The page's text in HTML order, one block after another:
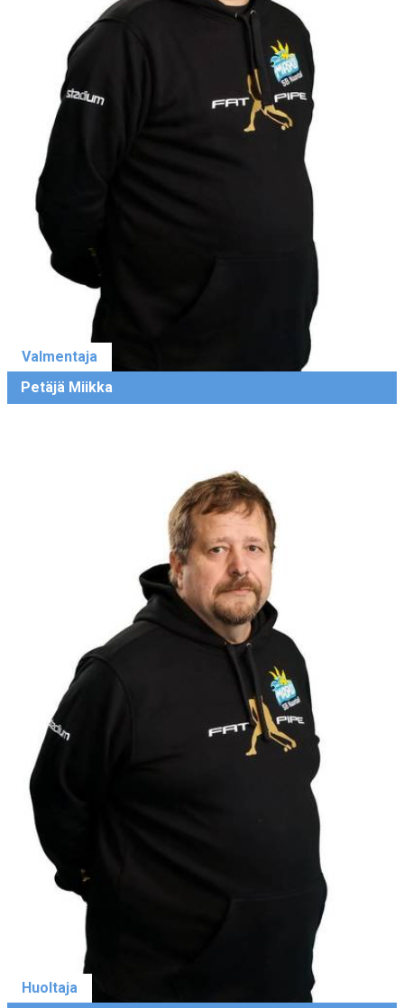
Valmentaja
Petäjä Miikka
Huoltaja